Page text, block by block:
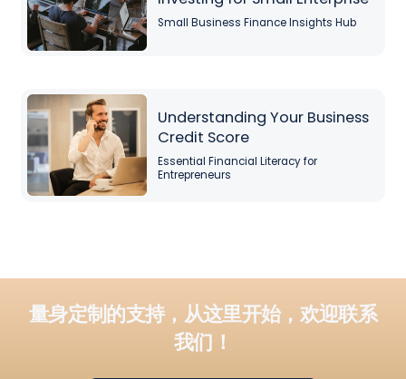
The Secrets to Smart Investing for Small
Enterprise
Small Business Finance Insights Hub
Small Business Finance Insights Hub
Understanding Your Business
Credit Score
Essential Financial Literacy for
Entrepreneurs
Your Small Business
Effective Loan Strategies for Small
Business
量身定制的支持，从这里开始，欢迎联系
我们！